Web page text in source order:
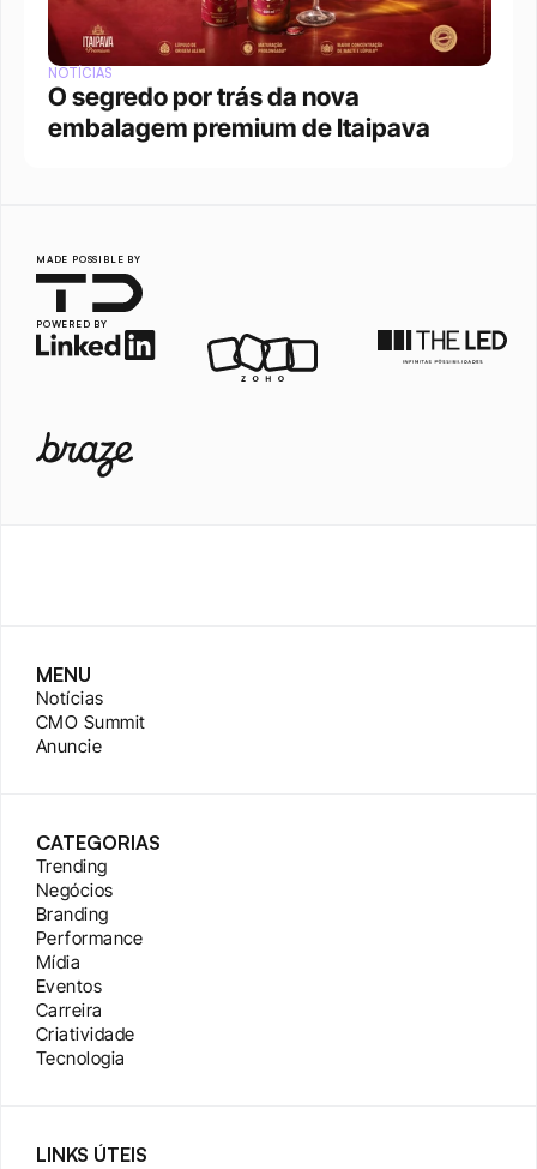
NOTÍCIAS
O segredo por trás da nova
embalagem premium de Itaipava
MADE POSSIBLE BY
POWERED BY
MENU
Notícias
CMO Summit
Anuncie
CATEGORIAS
Trending
Negócios
Branding
Performance
Mídia
Eventos
Carreira
Criatividade
Tecnologia
LINKS ÚTEIS